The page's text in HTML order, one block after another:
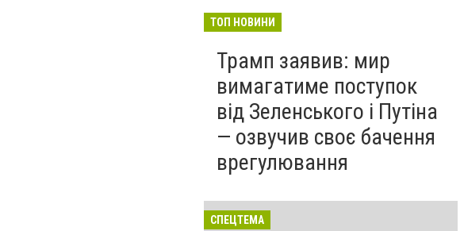
ТОП НОВИНИ
Трамп заявив: мир
вимагатиме поступок
від Зеленського і Путіна
— озвучив своє бачення
врегулювання
СПЕЦТЕМА